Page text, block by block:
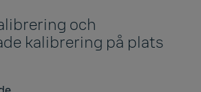
och
kalibrering på plats